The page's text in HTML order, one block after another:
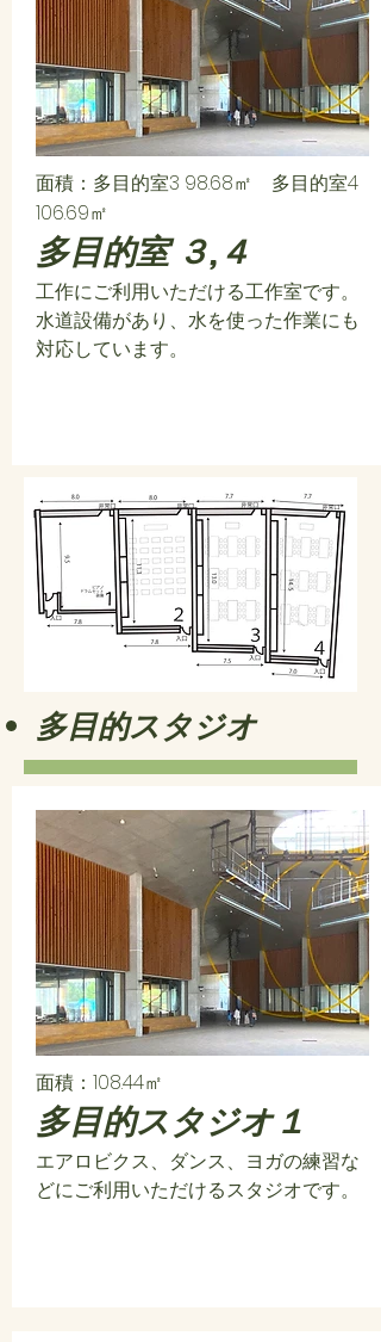
面積：多目的室3 98.68㎡ 多目的室4
106.69㎡
多目的室 ３,４
工作にご利用いただける工作室です。
水道設備があり、水を使った作業にも
対応しています。
多目的スタジオ
面積：108.44㎡
多目的スタジオ１
エアロビクス、ダンス、ヨガの練習な
どにご利用いただけるスタジオです。